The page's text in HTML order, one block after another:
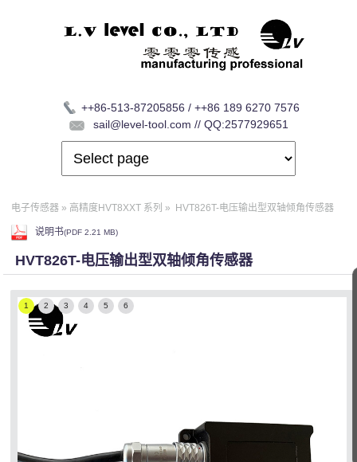
++86-513-87205856 / ++86 189 6270 7576
sail@level-tool.com // QQ:2577929651
电子传感器 » 高精度HVT8XXT 系列 » HVT826T-电压输出型双轴倾角传感器
说明书(PDF 2.21 MB)
HVT826T-电压输出型双轴倾角传感器
1 2 3 4 5 6